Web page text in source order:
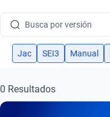
Busca por versión
Busca por año
Busca por marca
Busca por modelo
Jac SEI3 Manual
0 Resultados